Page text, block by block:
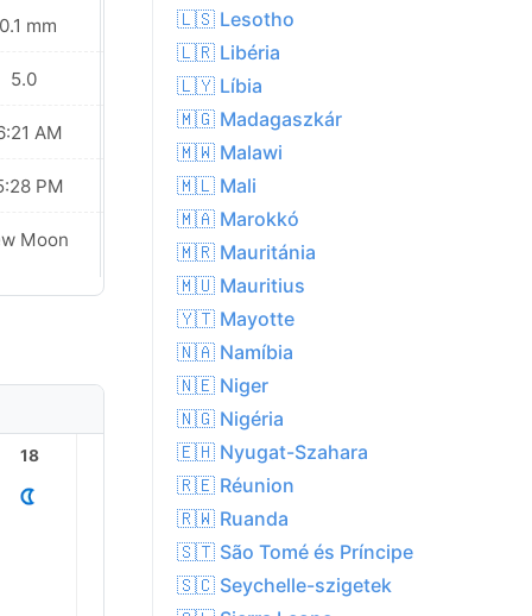
mm
5.0
AM
PM
Moon
1.6 mm
6.0
06:20 AM
05:28 PM
New Moon
18 20 21
🇱🇸 Lesotho
🇱🇷 Libéria
🇱🇾 Líbia
🇲🇬 Madagaszkár
🇲🇼 Malawi
🇲🇱 Mali
🇲🇦 Marokkó
🇲🇷 Mauritánia
🇲🇺 Mauritius
🇾🇹 Mayotte
🇳🇦 Namíbia
🇳🇪 Niger
🇳🇬 Nigéria
🇪🇭 Nyugat-Szahara
🇷🇪 Réunion
🇷🇼 Ruanda
🇸🇹 São Tomé és Príncipe
🇸🇨 Seychelle-szigetek